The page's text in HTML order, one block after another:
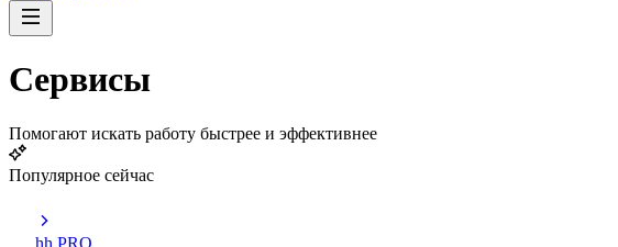
Сервисы
Помогают искать работу быстрее и эффективнее
Популярное сейчас
hh PRO